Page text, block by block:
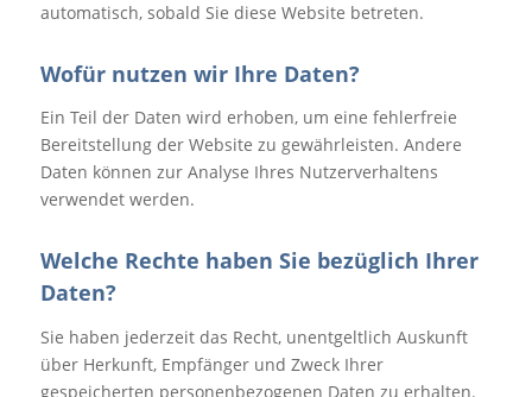
automatisch, sobald Sie diese Website betreten.
Wofür nutzen wir Ihre Daten?
Ein Teil der Daten wird erhoben, um eine fehlerfreie
Bereitstellung der Website zu gewährleisten. Andere
Daten können zur Analyse Ihres Nutzerverhaltens
verwendet werden.
Welche Rechte haben Sie bezüglich Ihrer
Daten?
Sie haben jederzeit das Recht, unentgeltlich Auskunft
über Herkunft, Empfänger und Zweck Ihrer
gespeicherten personenbezogenen Daten zu erhalten.